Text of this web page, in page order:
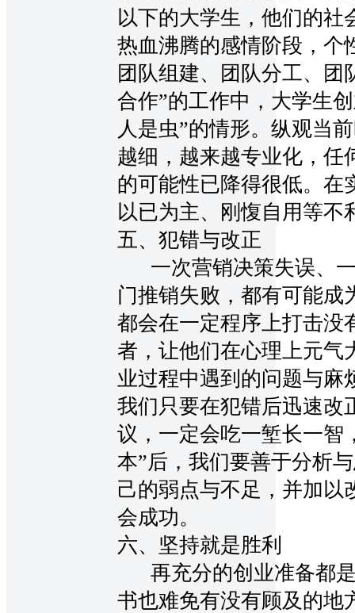
以下的大学生，他们的社
热血沸腾的感情阶段，个
团队组建、团队分工、团
合作”的工作中，大学生
人是虫”的情形。纵观当
越细，越来越专业化，任
的可能性已降得很低。在
以已为主、刚愎自用等不
五、犯错与改正
一次营销决策失误、一
门推销失败，都有可能成
都会在一定程序上打击没
者，让他们在心理上元气
业过程中遇到的问题与麻
我们只要在犯错后迅速改
议，一定会吃一堑长一智
本”后，我们要善于分析
己的弱点与不足，并加以
会成功。
六、坚持就是胜利
再充分的创业准备都是
书也难免有没有顾及的地